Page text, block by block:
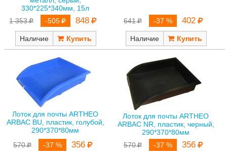
330*225*340мм, 15л
1 353
-505 848
Наличие
641 -37 % 402
Наличие
Лоток для почты ARTHEO
ARBAC BU, пластик, голубой,
290*370*80мм
570
-37 % 356
Лоток для почты ARTHEO
ARBAC NR, пластик, черный,
290*370*80мм
570
-37 % 356